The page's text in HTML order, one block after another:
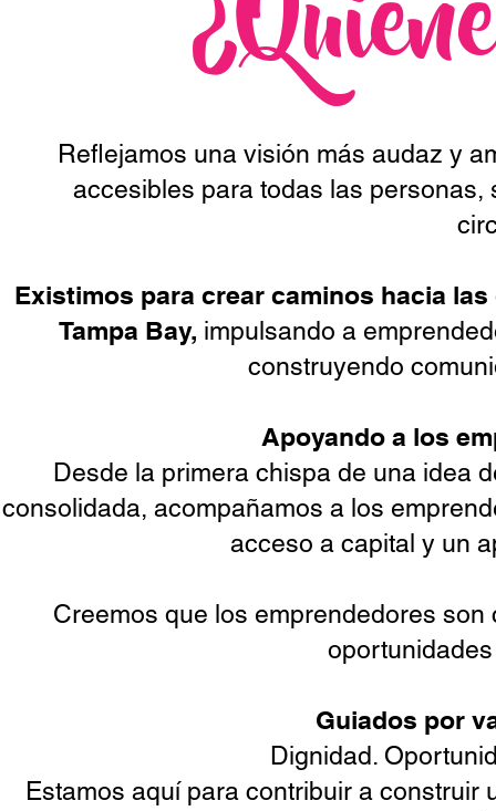
Reflejamos una visión más audaz y
accesibles para todas las
Existimos para crear caminos hacia
Tampa Bay, impulsando a
construyendo
Apoyando a los
Desde la primera chispa de una idea
consolidada, acompañamos a los
acceso a capital y un
Creemos que los emprendedores
Guiados por
Dignidad.
Estamos aquí para contribuir a construir